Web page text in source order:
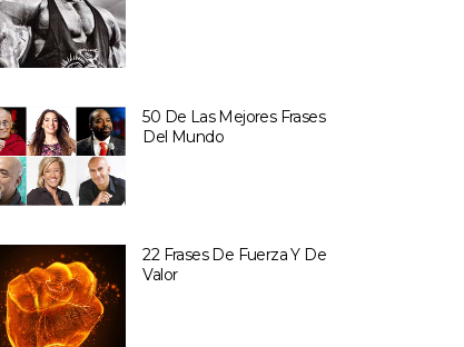
50 De Las Mejores Frases
Del Mundo
22 Frases De Fuerza Y De
Valor